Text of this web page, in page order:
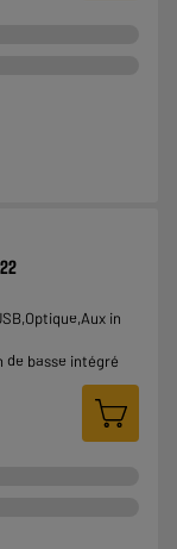
in
de basse intégré